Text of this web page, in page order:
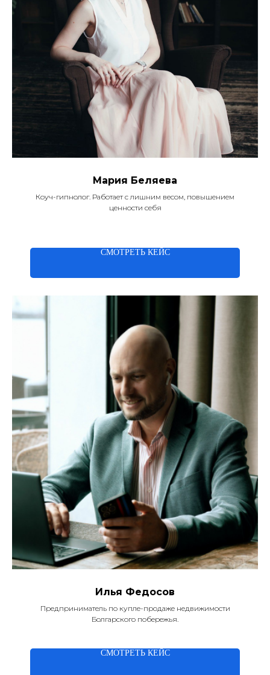
Мария Беляева
Коуч-гипнолог. Работает с лишним весом, повышением
ценности себя
СМОТРЕТЬ КЕЙС
Илья Федосов
Предприниматель по купле-продаже недвижимости
Болгарского побережья.
СМОТРЕТЬ КЕЙС